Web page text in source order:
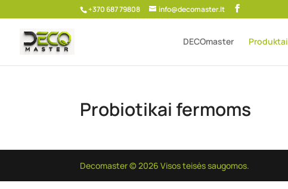
+370 687 79808 info@decomaster.lt
DECOmaster Produktai
Probiotikai fermoms
Decomaster © 2026 Visos teisės saugomos.